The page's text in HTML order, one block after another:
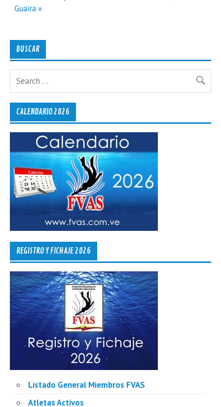
Guaira »
BUSCAR
CALENDARIO 2026
REGISTRO Y FICHAJE 2026
Listado General Miembros FVAS
Atletas Activos